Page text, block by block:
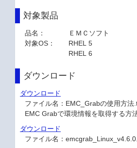
対象製品
品名：
ＥＭＣソフト
対象OS：
RHEL 5
RHEL 6
ダウンロード
ダウンロード
ファイル名： EMC_Grabの使用方
EMC Grabで環境情報を取得する方
ダウンロード
ファイル名：